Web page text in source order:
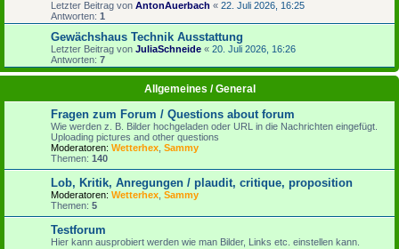
Letzter Beitrag von AntonAuerbach « 22. Juli 2026, 16:25
Antworten: 1
Gewächshaus Technik Ausstattung
Letzter Beitrag von JuliaSchneide « 20. Juli 2026, 16:26
Antworten: 7
Allgemeines / General
Fragen zum Forum / Questions about forum
Wie werden z. B. Bilder hochgeladen oder URL in die Nachrichten eingefügt.
Uploading pictures and other questions
Moderatoren: Wetterhex Sammy
Themen: 140
Lob, Kritik, Anregungen / plaudit, critique, proposition
Moderatoren: Wetterhex Sammy
Themen: 5
Testforum
Hier kann ausprobiert werden wie man Bilder, Links etc. einstellen kann.